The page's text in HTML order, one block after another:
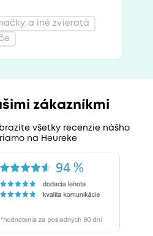
a iné zvieratá
zákazníkmi
všetky recenzie nášho
na Heureke